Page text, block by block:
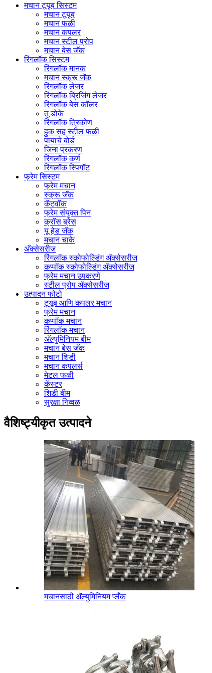
मचान ट्यूब सिस्टम
मचान ट्यूब
मचान फळी
मचान कपलर
मचान स्टील प्रोप
मचान बेस जॅक
रिंगलॉक सिस्टम
रिंगलॉक मानक
मचान स्क्रू जॅक
रिंगलॉक लेजर
रिंगलॉक ब्रिजिंग लेजर
रिंगलॉक बेस कॉलर
तू डोके
रिंगलॉक त्रिकोण
हुक सह स्टील फळी
पायाचे बोर्ड
जिना प्रकरण
रिंगलॉक कर्ण
रिंगलॉक स्पिगॉट
फ्रेम सिस्टम
फ्रेम मचान
स्क्रू जॅक
कॅटवॉक
फ्रेम संयुक्त पिन
क्रॉस ब्रेस
यू हेड जॅक
मचान चाके
अ‍ॅक्सेसरीज
रिंगलॉक स्कोफोल्डिंग अ‍ॅक्सेसरीज
कप्पॉक स्कोफोल्डिंग अ‍ॅक्सेसरीज
फ्रेम मचान उपकरणे
स्टील प्रोप अ‍ॅक्सेसरीज
उत्पादन फोटो
ट्यूब आणि कपलर मचान
फ्रेम मचान
कप्पॉक मचान
रिंगलॉक मचान
अ‍ॅल्युमिनियम बीम
मचान बेस जॅक
मचान शिडी
मचान कपलर्स
मेटल फळी
कॅस्टर
शिडी बीम
सुरक्षा निव्वळ
वैशिष्ट्यीकृत उत्पादने
मचानसाठी अ‍ॅल्युमिनियम प्लँक